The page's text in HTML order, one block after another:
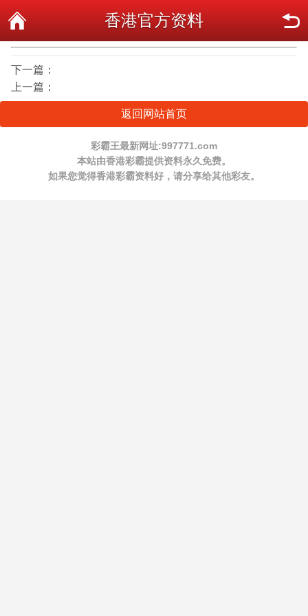
香港官方资料
下一篇：
上一篇：
返回网站首页
彩霸王最新网址:997771.com
本站由香港彩霸提供资料永久免费。
如果您觉得香港彩霸资料好，请分享给其他彩友。